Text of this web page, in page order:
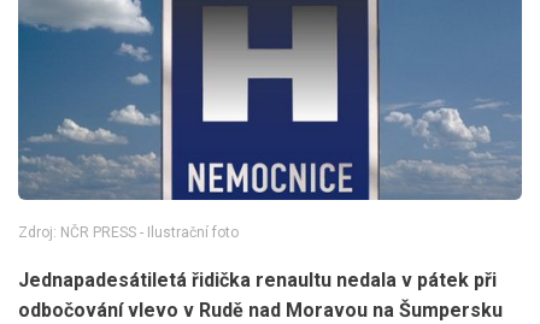
Zdroj: NČR PRESS - Ilustrační foto
Jednapadesátiletá řidička renaultu nedala v pátek při
odbočování vlevo v Rudě nad Moravou na Šumpersku